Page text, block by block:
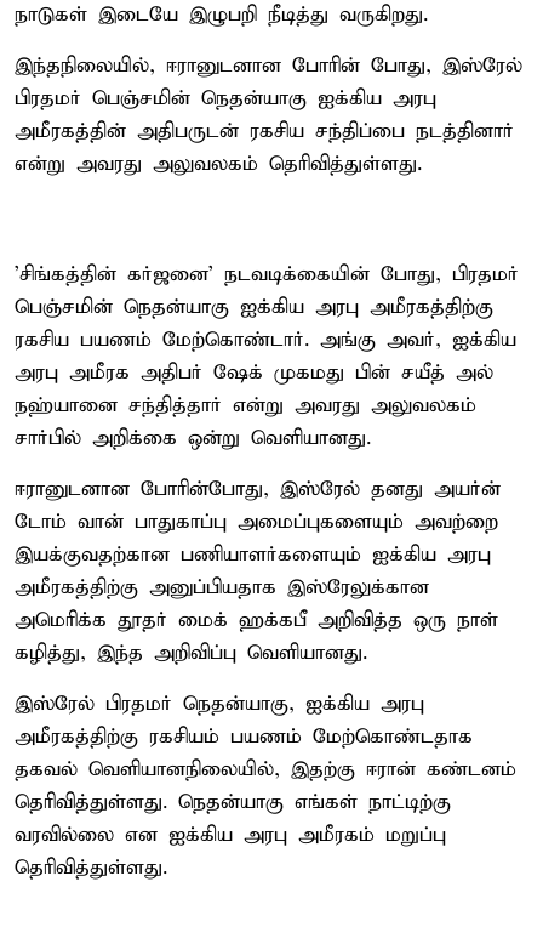
நாடுகள் இடையே இழுபறி நீடித்து வருகிறது.
இந்தநிலையில், ஈரானுடனான போரின் போது, இஸ்ரேல்
பிரதமர் பெஞ்சமின் நெதன்யாகு ஐக்கிய அரபு
அமீரகத்தின் அதிபருடன் ரகசிய சந்திப்பை நடத்தினார்
என்று அவரது அலுவலகம் தெரிவித்துள்ளது.
'சிங்கத்தின் கர்ஜனை' நடவடிக்கையின் போது, பிரதமர்
பெஞ்சமின் நெதன்யாகு ஐக்கிய அரபு அமீரகத்திற்கு
ரகசிய பயணம் மேற்கொண்டார். அங்கு அவர், ஐக்கிய
அரபு அமீரக அதிபர் ஷேக் முகமது பின் சயீத் அல்
நஹ்யானை சந்தித்தார் என்று அவரது அலுவலகம்
சார்பில் அறிக்கை ஒன்று வெளியானது.
ஈரானுடனான போரின்போது, இஸ்ரேல் தனது அயர்ன்
டோம் வான் பாதுகாப்பு அமைப்புகளையும் அவற்றை
இயக்குவதற்கான பணியாளர்களையும் ஐக்கிய அரபு
அமீரகத்திற்கு அனுப்பியதாக இஸ்ரேலுக்கான
அமெரிக்க தூதர் மைக் ஹக்கபீ அறிவித்த ஒரு நாள்
கழித்து, இந்த அறிவிப்பு வெளியானது.
இஸ்ரேல் பிரதமர் நெதன்யாகு, ஐக்கிய அரபு
அமீரகத்திற்கு ரகசியம் பயணம் மேற்கொண்டதாக
தகவல் வெளியானநிலையில், இதற்கு ஈரான் கண்டனம்
தெரிவித்துள்ளது. நெதன்யாகு எங்கள் நாட்டிற்கு
வரவில்லை என ஐக்கிய அரபு அமீரகம் மறுப்பு
தெரிவித்துள்ளது.